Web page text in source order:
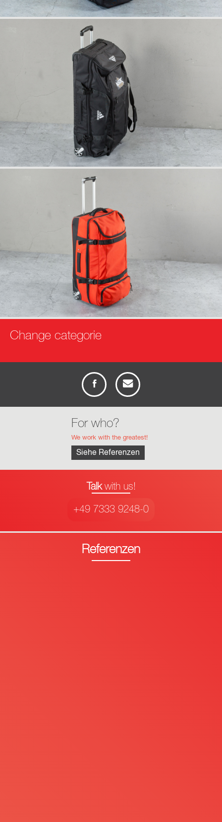
Change categorie
For who?
We work with the greatest!
Siehe Referenzen
Talkwith us!
+49 7333 9248-0
Referenzen